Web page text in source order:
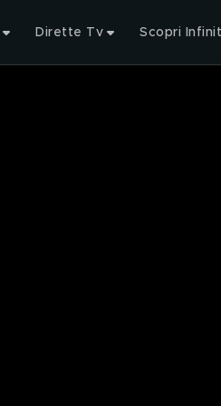
Dirette Tv Scopri